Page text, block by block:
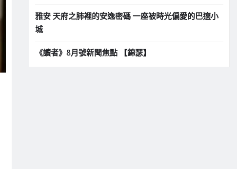
雅安 天府之肺裡的安逸密碼 一座被時光偏愛的巴適小
城
《讀者》8月號新聞焦點 【錦瑟】